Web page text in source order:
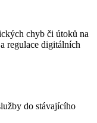
chyb či útoků na
regulace digitálních
do stávajícího